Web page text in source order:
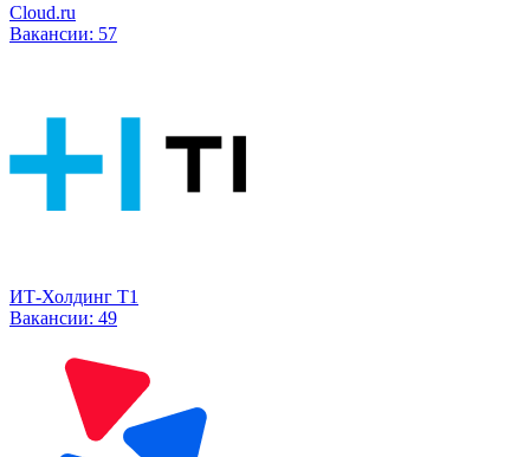
Cloud.ru
Вакансии: 57
ИТ-Холдинг Т1
Вакансии: 49